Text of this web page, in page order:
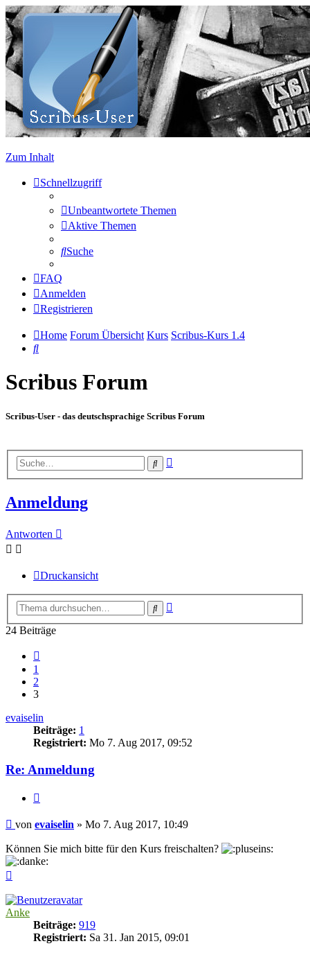
Zum Inhalt
Schnellzugriff
Unbeantwortete Themen
Aktive Themen
Suche
FAQ
Anmelden
Registrieren
Home Forum Übersicht Kurs Scribus-Kurs 1.4
Suche
Scribus Forum
Scribus-User - das deutschsprachige Scribus Forum
Suche
Anmeldung
Antworten
Druckansicht
Suche
24 Beiträge
1
2
3
evaiselin
Beiträge: 1
Registriert: Mo 7. Aug 2017, 09:52
Re: Anmeldung
Beitrag
von evaiselin » Mo 7. Aug 2017, 10:49
Können Sie mich bitte für den Kurs freischalten?
Anke
Beiträge: 919
Registriert: Sa 31. Jan 2015, 09:01